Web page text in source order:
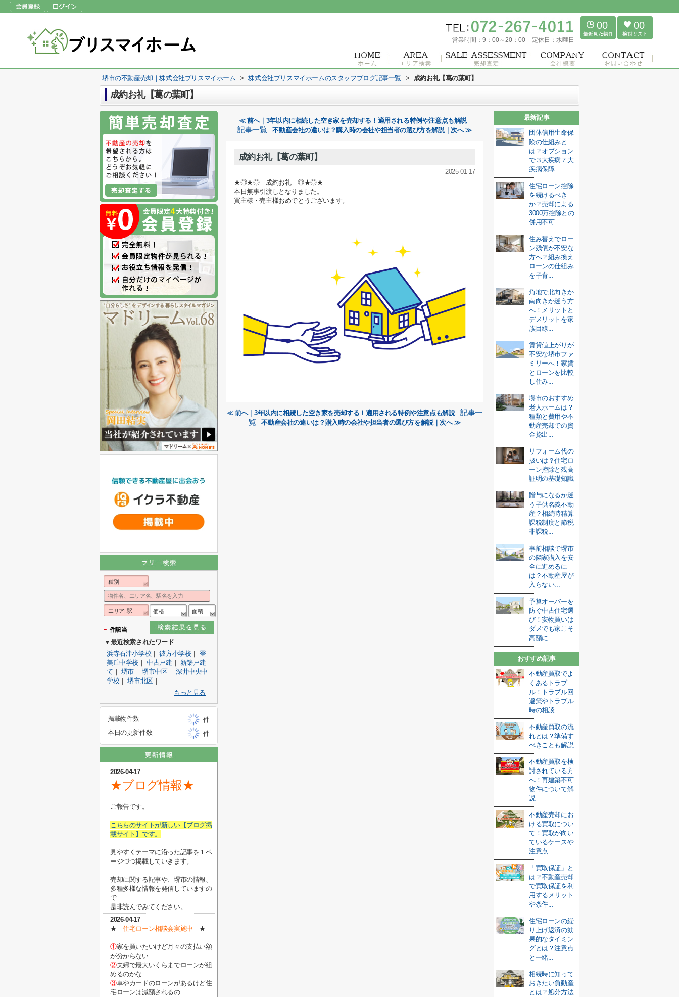
営業時間： 9：00～20：00 定休日： 水曜日
00 00
堺市の不動産売却｜株式会社ブリスマイホーム > 株式会社ブリスマイホームのスタッフブログ記事一覧 > 成約お礼【葛の葉町】
成約お礼【葛の葉町】
≪ 前へ｜3年以内に相続した空き家を売却する！適用される特例や注意点も解説
記事一覧 不動産会社の違いは？購入時の会社や担当者の選び方を解説｜次へ ≫
成約お礼【葛の葉町】
2025-01-17
★◎★◎ 成約お礼 ◎★◎★
本日無事引渡しとなりました。
買主様・売主様おめでとうございます。
≪ 前へ｜3年以内に相続した空き家を売却する！適用される特例や注意点も解説
記事一
覧
不動産会社の違いは？購入時の会社や担当者の選び方を解説｜次へ ≫
最新記事
団体信用生命保
険の仕組みと
は？オプション
で３大疾病７大
疾病保障...
住宅ローン控除
を続けるべき
か？売却による
3000万控除との
併用不可...
住み替えでロー
ン残債が不安な
方へ？組み換え
ローンの仕組み
を子育...
角地で北向きか
南向きか迷う方
へ！メリットと
デメリットを家
族目線...
賃貸値上がりが
不安な堺市ファ
ミリーへ！家賃
とローンを比較
し住み...
堺市のおすすめ
老人ホームは？
種類と費用や不
動産売却での資
金捻出...
リフォーム代の
扱いは？住宅ロ
ーン控除と残高
証明の基礎知識
贈与になるか迷
う子供名義不動
産？相続時精算
課税制度と節税
非課税...
事前相談で堺市
の隣家購入を安
全に進めるに
は？不動産屋が
入らない...
予算オーバーを
防ぐ中古住宅選
び！安物買いは
ダメでも家こそ
高額に...
おすすめ記事
不動産買取でよ
くあるトラブ
ル！トラブル回
避策やトラブル
時の相談...
不動産買取の流
れとは？準備す
べきことも解説
不動産買取を検
討されている方
へ！再建築不可
物件について解
説
不動産売却にお
ける買取につい
て！買取が向い
ているケースや
注意点...
「買取保証」と
は？不動産売却
で買取保証を利
用するメリット
や条件...
住宅ローンの繰
り上げ返済の効
果的なタイミン
グとは？注意点
と一緒...
相続時に知って
おきたい負動産
とは？処分方法
種別
エリア| 駅 価格 面積
- 件該当
▼最近検索されたワード
浜寺石津小学校 ｜彼方小学校 ｜ 登
美丘中学校 ｜中古戸建 ｜ 新築戸建
て ｜ 堺市 ｜堺市中区｜ 深井中央中
学校 ｜堺市北区｜
もっと見る
掲載物件数
件
本日の更新件数
件
2026-04-17
★ブログ情報★
ご報告です。
こちらのサイトが新しい【ブログ掲
載サイト】です。
見やすくテーマに沿った記事を１ペ
ージづつ掲載していきます。
売却に関する記事や、堺市の情報、
多種多様な情報を発信していますの
で
是非読んでみてください。
2026-04-17
★住宅ローン相談会実施中 ★
①家を買いたいけど月々の支払い額
が分からない
②夫婦で最大いくらまでローンが組
めるのかな
③車やカードのローンがあるけど住
宅ローンは減額されるの